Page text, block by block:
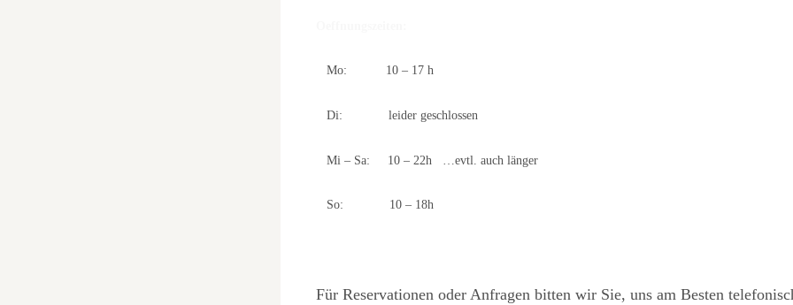
Mo: 10 – 17 h
Di: leider geschlossen
Mi – Sa: 10 – 22h …evtl. auch länger
So: 10 – 18h
Für Reservationen oder Anfragen bitten wir Sie, uns am Besten